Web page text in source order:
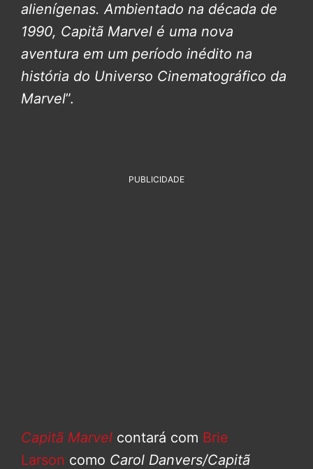
alienígenas. Ambientado na década de
1990, Capitã Marvel é uma nova
aventura em um período inédito na
história do Universo Cinematográfico da
Marvel”.
PUBLICIDADE
Capitã Marvel contará com Brie
Larson como Carol Danvers/Capitã